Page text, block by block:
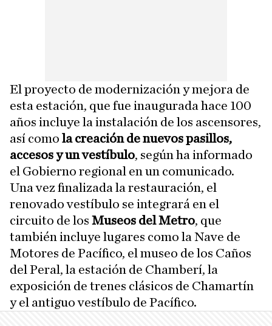
El proyecto de modernización y mejora de
esta estación, que fue inaugurada hace 100
años incluye la instalación de los ascensores,
así como la creación de nuevos pasillos,
accesos y un vestíbulo, según ha informado
el Gobierno regional en un comunicado.
Una vez finalizada la restauración, el
renovado vestíbulo se integrará en el
circuito de los Museos del Metro, que
también incluye lugares como la Nave de
Motores de Pacífico, el museo de los Caños
del Peral, la estación de Chamberí, la
exposición de trenes clásicos de Chamartín
y el antiguo vestíbulo de Pacífico.